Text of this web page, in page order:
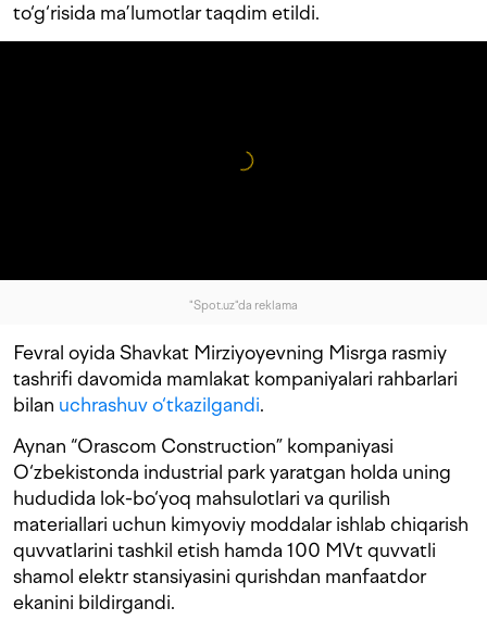
to‘g‘risida ma’lumotlar taqdim etildi.
"Spot.uz"da reklama
Fevral oyida Shavkat Mirziyoyevning Misrga rasmiy
tashrifi davomida mamlakat kompaniyalari rahbarlari
bilan uchrashuv o‘tkazilgandi.
Aynan “Orascom Construction” kompaniyasi
O‘zbekistonda industrial park yaratgan holda uning
hududida lok-bo‘yoq mahsulotlari va qurilish
materiallari uchun kimyoviy moddalar ishlab chiqarish
quvvatlarini tashkil etish hamda 100 MVt quvvatli
shamol elektr stansiyasini qurishdan manfaatdor
ekanini bildirgandi.